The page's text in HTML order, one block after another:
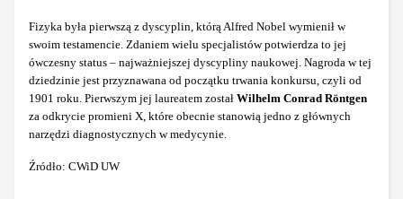
Fizyka była pierwszą z dyscyplin, którą Alfred Nobel wymienił w
swoim testamencie. Zdaniem wielu specjalistów potwierdza to jej
ówczesny status – najważniejszej dyscypliny naukowej. Nagroda w tej
dziedzinie jest przyznawana od początku trwania konkursu, czyli od
1901 roku. Pierwszym jej laureatem został Wilhelm Conrad Röntgen
za odkrycie promieni X, które obecnie stanowią jedno z głównych
narzędzi diagnostycznych w medycynie.
Źródło: CWiD UW